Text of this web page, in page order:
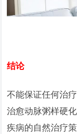
结论
不能保证任何治
治愈动脉粥样硬
疾病的自然治疗